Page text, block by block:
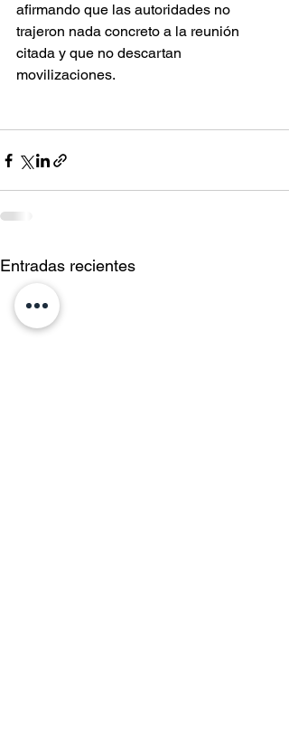
afirmando que las autoridades no
trajeron nada concreto a la reunión
citada y que no descartan
movilizaciones.
Entradas recientes